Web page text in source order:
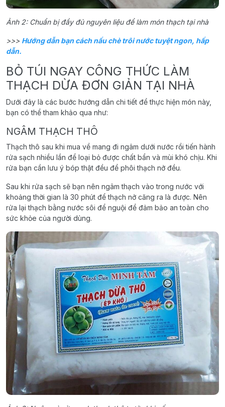
Ảnh 2: Chuẩn bị đầy đủ nguyên liệu để làm món thạch tại nhà
>>> Hướng dẫn bạn cách nấu chè trôi nước tuyệt ngon, hấp
dẫn.
BỎ TÚI NGAY CÔNG THỨC LÀM
THẠCH DỪA ĐƠN GIẢN TẠI NHÀ
Dưới đây là các bước hướng dẫn chi tiết để thực hiện món này,
bạn có thể tham khảo qua như:
NGÂM THẠCH THÔ
Thạch thô sau khi mua về mang đi ngâm dưới nước rồi tiến hành
rửa sạch nhiều lần để loại bỏ được chất bẩn và mùi khó chịu. Khi
rửa bạn cần lưu ý bóp thật đều để phôi thạch nở đều.
Sau khi rửa sạch sẽ bạn nên ngâm thạch vào trong nước với
khoảng thời gian là 30 phút để thạch nở căng ra là được. Nên
rửa lại thạch bằng nước sôi để nguội để đảm bảo an toàn cho
sức khỏe của người dùng.